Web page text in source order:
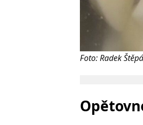
Foto: Radek